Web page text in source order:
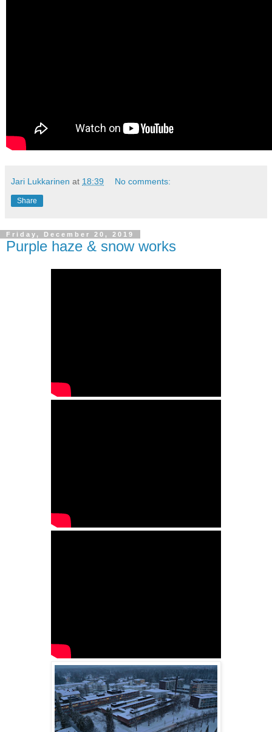
Jari Lukkarinen at 18:39 No comments:
Share
Friday, December 20, 2019
Purple haze & snow works